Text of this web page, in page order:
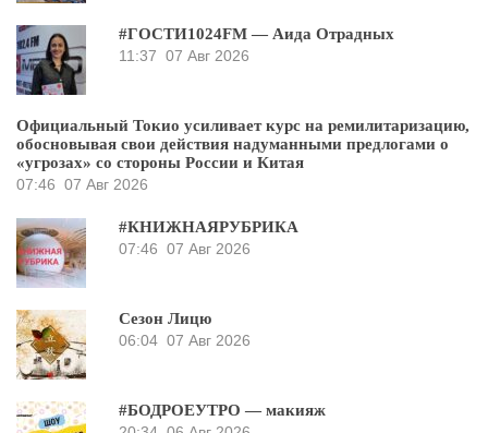
#ГОСТИ1024FM — Аида Отрадных
11:37 07 Авг 2026
Официальный Токио усиливает курс на ремилитаризацию,
обосновывая свои действия надуманными предлогами о
«угрозах» со стороны России и Китая
07:46 07 Авг 2026
#КНИЖНАЯРУБРИКА
07:46 07 Авг 2026
Сезон Лицю
06:04 07 Авг 2026
#БОДРОЕУТРО — макияж